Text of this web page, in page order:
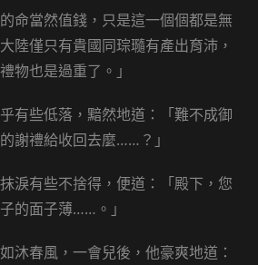
命當然值錢，只是這一個個都是無
陸僅只有貴國同琮瓍有產出育沛，
物也是過重了。」
有些低落，黯然地道：「難不成御
謝禮給收回去麼……？」
淚有些不捨得，便道：「殿下，您
的面子薄……。」
沐春風，一會兒後，他豪爽地道：